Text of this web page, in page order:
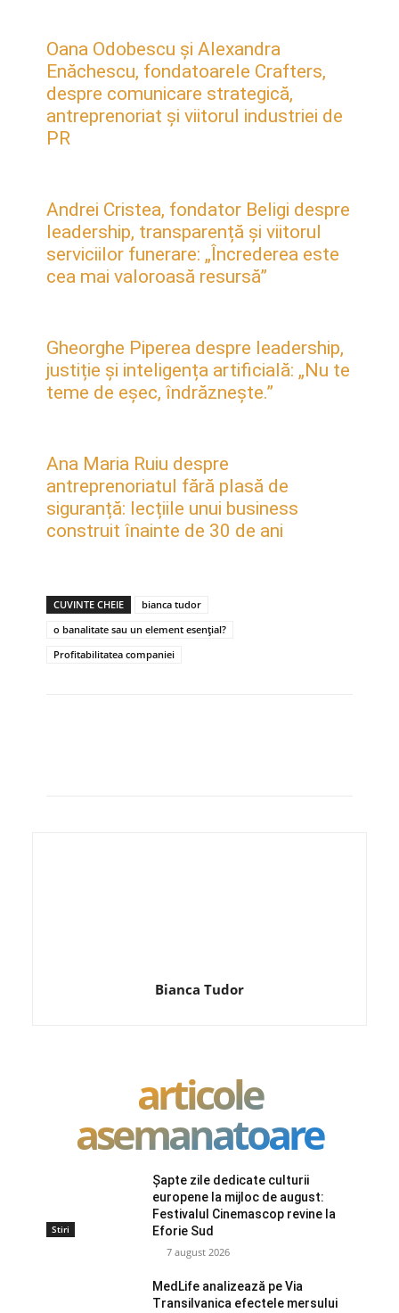
Oana Odobescu și Alexandra
Enăchescu, fondatoarele Crafters,
despre comunicare strategică,
antreprenoriat și viitorul industriei de
PR
Andrei Cristea, fondator Beligi despre
leadership, transparență și viitorul
serviciilor funerare: „Încrederea este
cea mai valoroasă resursă”
Gheorghe Piperea despre leadership,
justiție și inteligența artificială: „Nu te
teme de eșec, îndrăznește.”
Ana Maria Ruiu despre
antreprenoriatul fără plasă de
siguranță: lecțiile unui business
construit înainte de 30 de ani
CUVINTE CHEIE
bianca tudor
o banalitate sau un element esențial?
Profitabilitatea companiei
Bianca Tudor
articole
asemanatoare
Stiri
Șapte zile dedicate culturii
europene la mijloc de august:
Festivalul Cinemascop revine la
Eforie Sud
7 august 2026
MedLife analizează pe Via
Transilvanica efectele mersului